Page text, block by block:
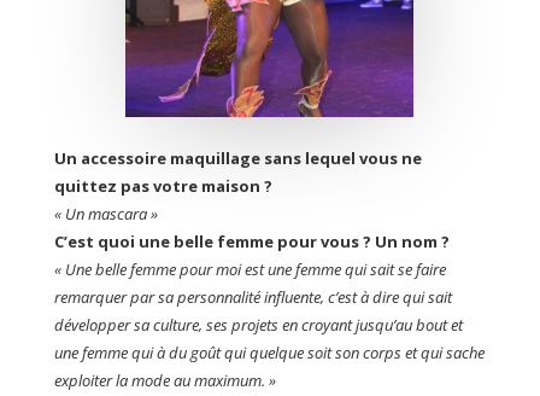
Un accessoire maquillage sans lequel vous ne
quittez pas votre maison ?
« Un mascara »
C’est quoi une belle femme pour vous ? Un nom ?
« Une belle femme pour moi est une femme qui sait se faire
remarquer par sa personnalité influente, c’est à dire qui sait
développer sa culture, ses projets en croyant jusqu’au bout et
une femme qui à du goût qui quelque soit son corps et qui sache
exploiter la mode au maximum. »